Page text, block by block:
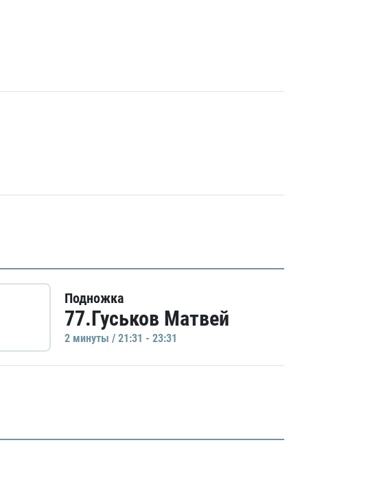
Подножка
77.Гуськов Матвей
2 минуты / 21:31 - 23:31